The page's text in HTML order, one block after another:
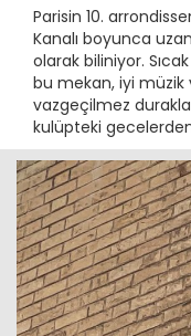
Parisin 10.
Kanalı boyunca
olarak biliniyor.
bu mekan, iyi müzik
vazgeçilmez
kulüpteki